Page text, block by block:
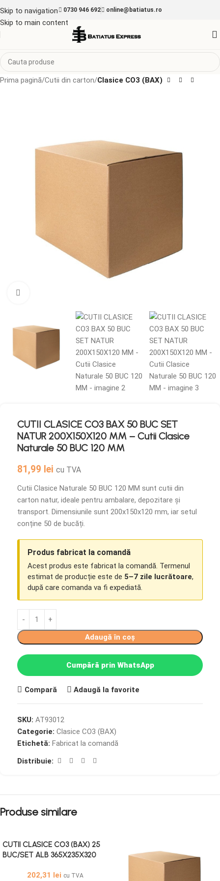
Skip to navigation
Skip to main content
0730 946 692 online@batiatus.ro
Prima pagină Cutii din carton Clasice CO3 (BAX)
CUTII CLASICE CO3 BAX 50 BUC SET
NATUR 200X150X120 MM – Cutii Clasice
Naturale 50 BUC 120 MM
81,99 lei cu TVA
Cutii Clasice Naturale 50 BUC 120 MM sunt cutii din
carton natur, ideale pentru ambalare, depozitare și
transport. Dimensiunile sunt 200x150x120 mm, iar setul
conține 50 de bucăți.
Produs fabricat la comandă
Acest produs este fabricat la comandă. Termenul
estimat de producție este de 5–7 zile lucrătoare,
după care comanda va fi expediată.
Adaugă în coș
Cumpără prin WhatsApp
Compară Adaugă la favorite
SKU: AT93012
Categorie: Clasice CO3 (BAX)
Etichetă: Fabricat la comandă
Distribuie:
Produse similare
CUTII CLASICE CO3 (BAX) 25
BUC/SET ALB 365X235X320
202,31 lei cu TVA